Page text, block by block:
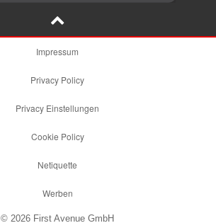
Impressum
Privacy Policy
Privacy Einstellungen
Cookie Policy
Netiquette
Werben
© 2026 First Avenue GmbH